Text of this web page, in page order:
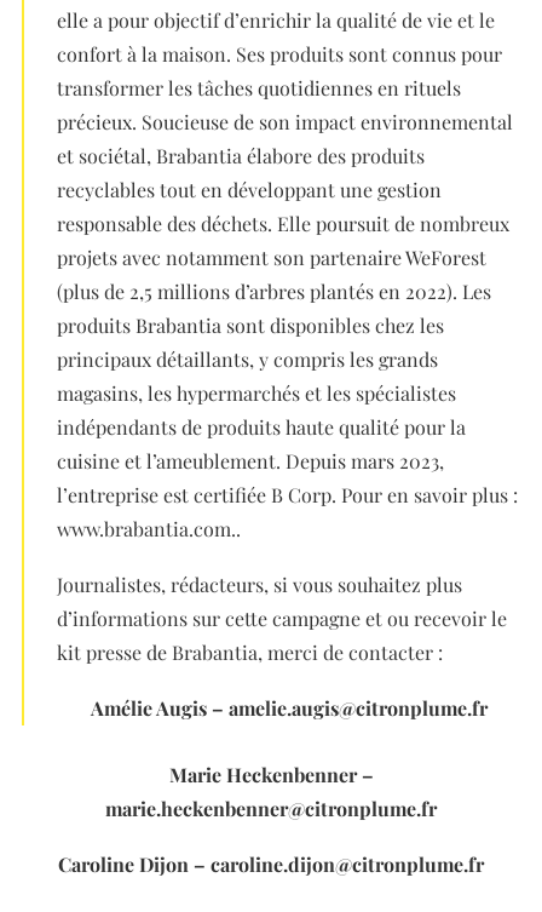
elle a pour objectif d’enrichir la qualité de vie et le
confort à la maison. Ses produits sont connus pour
transformer les tâches quotidiennes en rituels
précieux. Soucieuse de son impact environnemental
et sociétal, Brabantia élabore des produits
recyclables tout en développant une gestion
responsable des déchets. Elle poursuit de nombreux
projets avec notamment son partenaire WeForest
(plus de 2,5 millions d’arbres plantés en 2022). Les
produits Brabantia sont disponibles chez les
principaux détaillants, y compris les grands
magasins, les hypermarchés et les spécialistes
indépendants de produits haute qualité pour la
cuisine et l’ameublement. Depuis mars 2023,
l’entreprise est certifiée B Corp. Pour en savoir plus :
www.brabantia.com..
Journalistes, rédacteurs, si vous souhaitez plus
d’informations sur cette campagne et ou recevoir le
kit presse de Brabantia, merci de contacter :
Amélie Augis – amelie.augis@citronplume.fr
Marie Heckenbenner –
marie.heckenbenner@citronplume.fr
Caroline Dijon – caroline.dijon@citronplume.fr